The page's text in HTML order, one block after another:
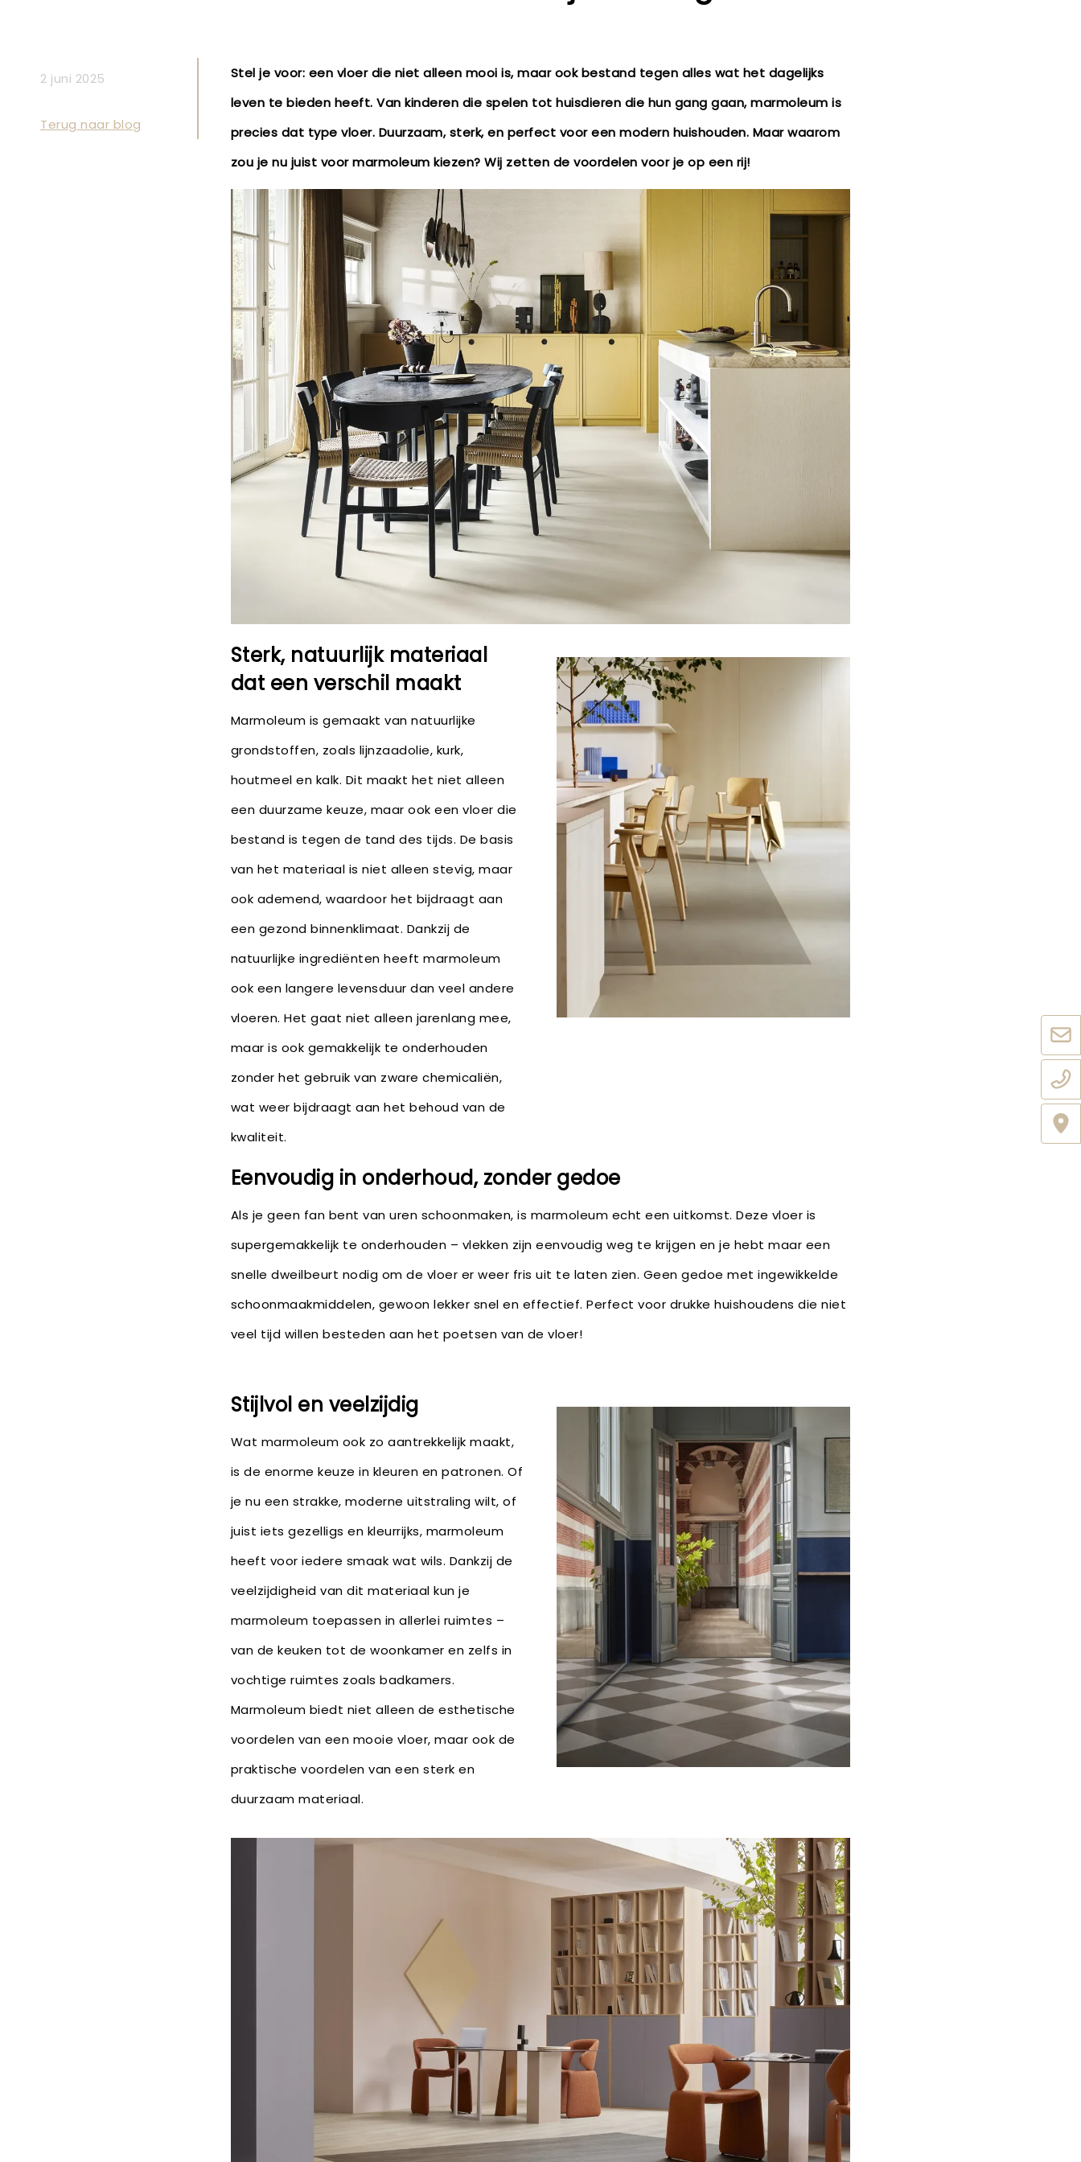
2 juni 2025
Terug naar blog
Stel je voor: een vloer die niet alleen mooi is, maar ook bestand tegen alles wat het dagelijks
leven te bieden heeft. Van kinderen die spelen tot huisdieren die hun gang gaan, marmoleum is
precies dat type vloer. Duurzaam, sterk, en perfect voor een modern huishouden. Maar waarom
zou je nu juist voor marmoleum kiezen? Wij zetten de voordelen voor je op een rij!
Sterk, natuurlijk materiaal
dat een verschil maakt
Marmoleum is gemaakt van natuurlijke
grondstoffen, zoals lijnzaadolie, kurk,
houtmeel en kalk. Dit maakt het niet alleen
een duurzame keuze, maar ook een vloer die
bestand is tegen de tand des tijds. De basis
van het materiaal is niet alleen stevig, maar
ook ademend, waardoor het bijdraagt aan
een gezond binnenklimaat. Dankzij de
natuurlijke ingrediënten heeft marmoleum
ook een langere levensduur dan veel andere
vloeren. Het gaat niet alleen jarenlang mee,
maar is ook gemakkelijk te onderhouden
zonder het gebruik van zware chemicaliën,
wat weer bijdraagt aan het behoud van de
kwaliteit.
Eenvoudig in onderhoud, zonder gedoe
Als je geen fan bent van uren schoonmaken, is marmoleum echt een uitkomst. Deze vloer is
supergemakkelijk te onderhouden – vlekken zijn eenvoudig weg te krijgen en je hebt maar een
snelle dweilbeurt nodig om de vloer er weer fris uit te laten zien. Geen gedoe met ingewikkelde
schoonmaakmiddelen, gewoon lekker snel en effectief. Perfect voor drukke huishoudens die niet
veel tijd willen besteden aan het poetsen van de vloer!
Stijlvol en veelzijdig
Wat marmoleum ook zo aantrekkelijk maakt,
is de enorme keuze in kleuren en patronen. Of
je nu een strakke, moderne uitstraling wilt, of
juist iets gezelligs en kleurrijks, marmoleum
heeft voor iedere smaak wat wils. Dankzij de
veelzijdigheid van dit materiaal kun je
marmoleum toepassen in allerlei ruimtes –
van de keuken tot de woonkamer en zelfs in
vochtige ruimtes zoals badkamers.
Marmoleum biedt niet alleen de esthetische
voordelen van een mooie vloer, maar ook de
praktische voordelen van een sterk en
duurzaam materiaal.